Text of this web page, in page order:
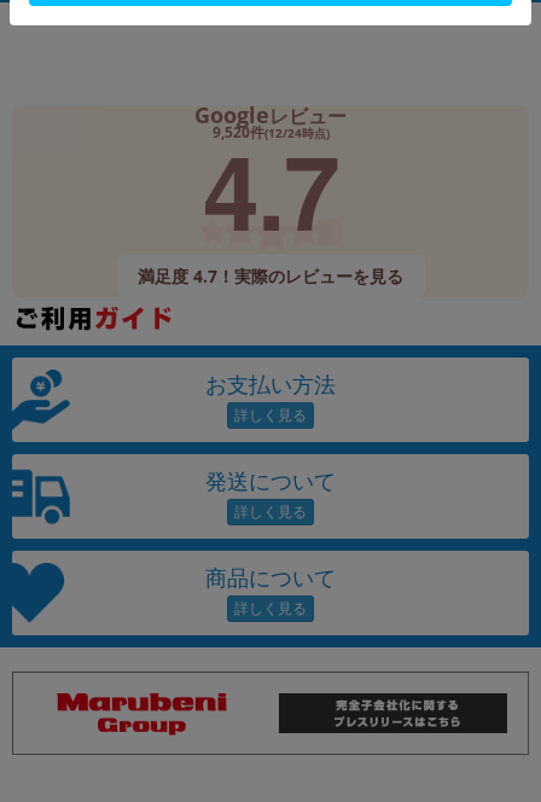
Googleレビュー
9,520件(12/24時点)
4.7
満足度 4.7！実際のレビューを見る
お支払い方法
発送について
商品について